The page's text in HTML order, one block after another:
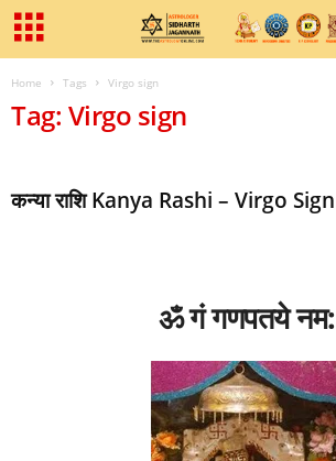
Home Tags Virgo sign
Tag: Virgo sign
कन्या राशि Kanya Rashi – Virgo Sign
ॐ गं गणपतये नम: